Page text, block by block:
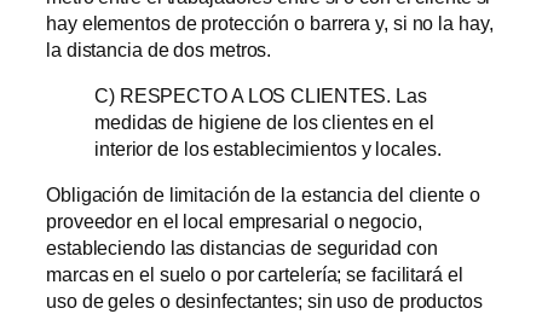
hay elementos de protección o barrera y, si no la hay,
la distancia de dos metros.
C) RESPECTO A LOS CLIENTES. Las
medidas de higiene de los clientes en el
interior de los establecimientos y locales.
Obligación de limitación de la estancia del cliente o
proveedor en el local empresarial o negocio,
estableciendo las distancias de seguridad con
marcas en el suelo o por cartelería; se facilitará el
uso de geles o desinfectantes; sin uso de productos